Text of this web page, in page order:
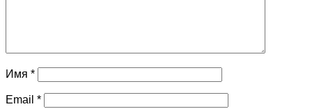
Имя *
Email *